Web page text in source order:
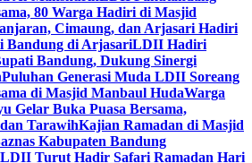
80 Warga Hadiri di Masjid
Cimaung, dan Arjasari Hadiri
Bandung di ArjasariLDII Hadiri
Bandung, Dukung Sinergi
Puluhan Generasi Muda LDII Soreang
di Masjid Manbaul HudaWarga
Gelar Buka Puasa Bersama,
TarawihKajian Ramadan di Masjid
Kabupaten Bandung
LDII Turut Hadir Safari Ramadan Hari